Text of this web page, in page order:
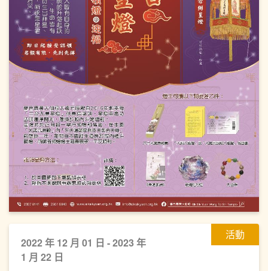
活動
2022 年 12 月 01 日 - 2023 年
1 月 22 日